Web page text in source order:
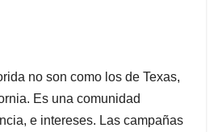
no son como los de Texas,
Es una comunidad
e intereses. Las campañas